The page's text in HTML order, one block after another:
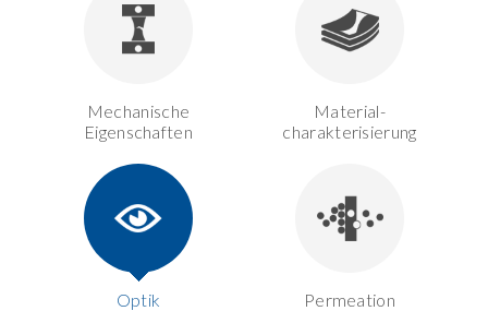
Mechanische
Eigenschaften
Material-
charakterisierung
Optik Permeation